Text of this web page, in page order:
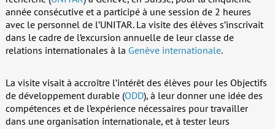
année consécutive et a participé à une session de 2 heures
avec le personnel de l’UNITAR. La visite des élèves s’inscrivait
dans le cadre de l’excursion annuelle de leur classe de
relations internationales à la Genève internationale.
La visite visait à accroître l’intérêt des élèves pour les Objectifs
de développement durable (ODD), à leur donner une idée des
compétences et de l’expérience nécessaires pour travailler
dans une organisation internationale, et à tester leurs